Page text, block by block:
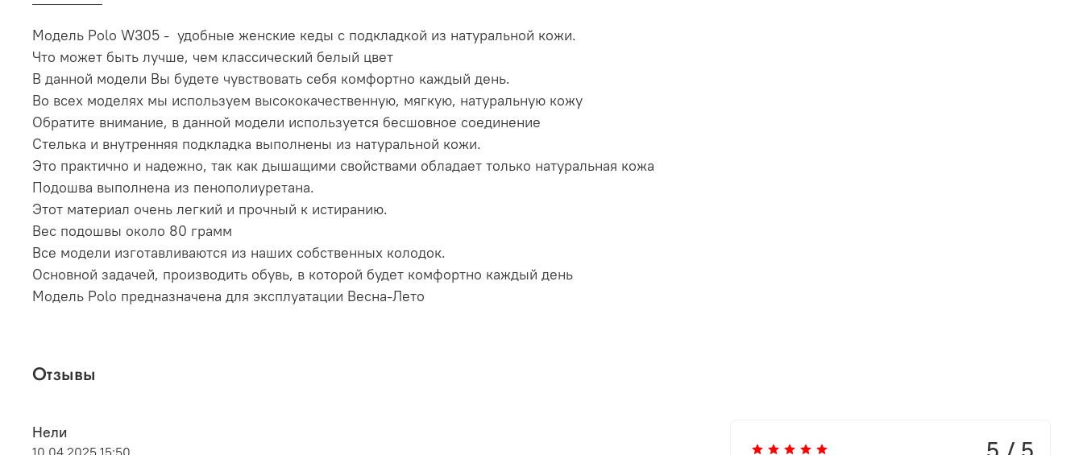
Модель Polo W305 - удобные женские кеды с подкладкой из натуральной кожи.
Что может быть лучше, чем классический белый цвет
В данной модели Вы будете чувствовать себя комфортно каждый день.
Во всех моделях мы используем высококачественную, мягкую, натуральную кожу
Обратите внимание, в данной модели используется бесшовное соединение
Стелька и внутренняя подкладка выполнены из натуральной кожи.
Это практично и надежно, так как дышащими свойствами обладает только натуральная кожа
Подошва выполнена из пенополиуретана.
Этот материал очень легкий и прочный к истиранию.
Вес подошвы около 80 грамм
Все модели изготавливаются из наших собственных колодок.
Основной задачей, производить обувь, в которой будет комфортно каждый день
Модель Polo предназначена для эксплуатации Весна-Лето
Отзывы
Нели